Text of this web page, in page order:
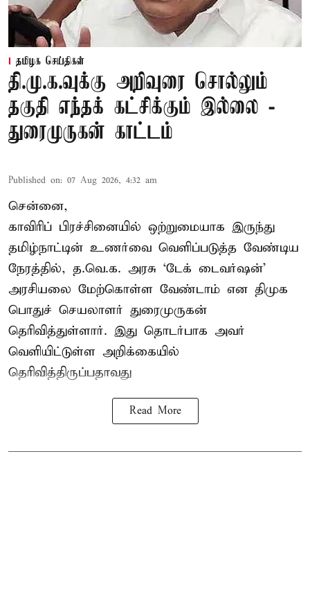
தமிழக செய்திகள்
தி.மு.க.வுக்கு அறிவுரை சொல்லும்
தகுதி எந்தக் கட்சிக்கும் இல்லை -
துரைமுருகன் காட்டம்
Published on: 07 Aug 2026, 4:32 am
சென்னை,
காவிரிப் பிரச்சினையில் ஒற்றுமையாக இருந்து
தமிழ்நாட்டின் உணர்வை வெளிப்படுத்த வேண்டிய
நேரத்தில், த.வெ.க. அரசு ‘டேக் டைவர்ஷன்’
அரசியலை மேற்கொள்ள வேண்டாம் என திமுக
பொதுச் செயலாளர் துரைமுருகன்
தெரிவித்துள்ளார். இது தொடர்பாக அவர்
வெளியிட்டுள்ள அறிக்கையில்
தெரிவித்திருப்பதாவது
Read More